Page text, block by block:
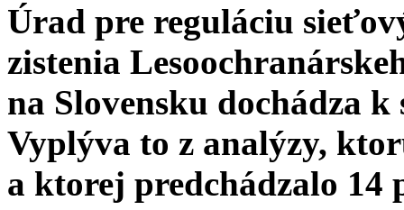
Úrad pre reguláciu
zistenia
na Slovensku dochádza
Vyplýva to z analýzy,
a ktorej predchádzalo 14